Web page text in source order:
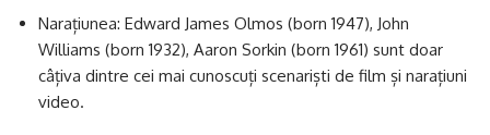
Narațiunea: Edward James Olmos (born 1947), John
Williams (born 1932), Aaron Sorkin (born 1961) sunt doar
câțiva dintre cei mai cunoscuți scenariști de film și narațiuni
video.